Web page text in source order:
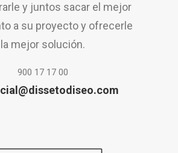
y juntos sacar el mejor
a su proyecto y ofrecerle
la mejor solución.
900 17 17 00